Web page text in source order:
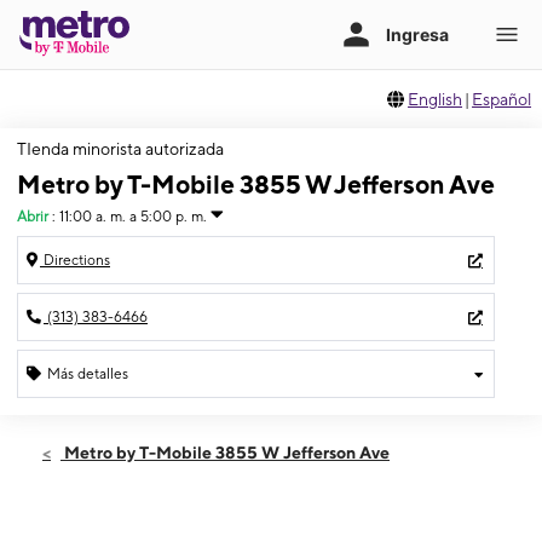
English | Español
TIenda minorista autorizada
Metro by T-Mobile 3855 W Jefferson Ave
Abrir : 11:00 a. m. a 5:00 p. m.
Directions
(313) 383-6466
Más detalles
Domingo:11:00 a. m. a 5:00 p. m.
Metro by T-Mobile 3855 W Jefferson Ave